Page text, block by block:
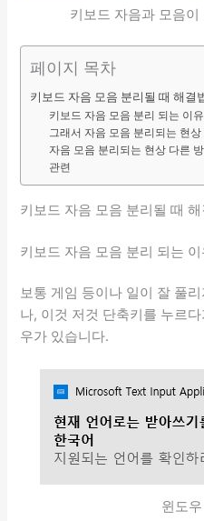
키보드 자음과 모음
페이지 목차
키보드 자음 모음 분리될 때 해결
키보드 자음 모음 분리 되는 이
그래서 자음 모음 분리되는 현
자음 모음 분리되는 현상 다른
관련
키보드 자음 모음 분리될 때 해
키보드 자음 모음 분리 되는
보통 게임 등이나 일이 잘 풀
나, 이것 저것 단축키를 누르
우가 있습니다.
윈도